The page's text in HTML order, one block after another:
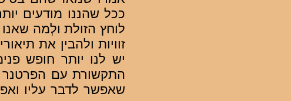
ככל שהננו מודעים
לוחץ הזולת ולְמה
זוויות ולהבין את
יש לנו יותר חופש
התקשורת עם הפרטנר
שאפשר לדבר עליו